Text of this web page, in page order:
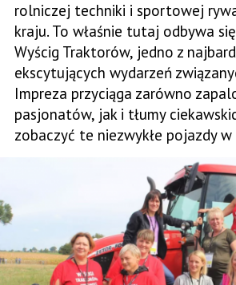
rolniczej techniki i sportowej
kraju. To właśnie tutaj odbywa
Wyścig Traktorów, jedno z
ekscytujących wydarzeń
Impreza przyciąga zarówno
pasjonatów, jak i tłumy
zobaczyć te niezwykłe pojazdy w